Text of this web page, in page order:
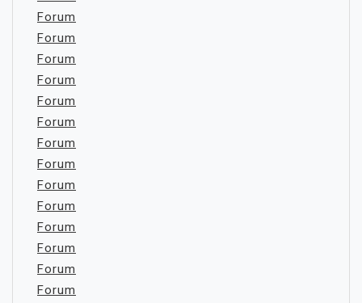
Forum
Forum
Forum
Forum
Forum
Forum
Forum
Forum
Forum
Forum
Forum
Forum
Forum
Forum